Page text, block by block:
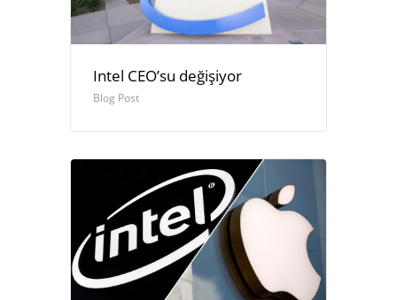
Intel CEO’su değişiyor
Blog Post